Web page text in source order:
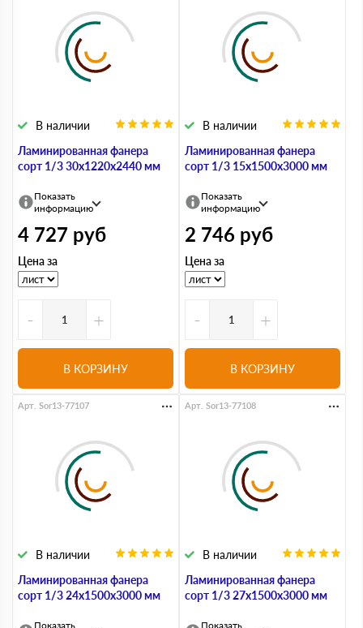
Ламинированная фанера
сорт 1/3 30х1220х2440 мм
В наличии
Показать
информацию
4 727 руб
Цена за
- +
В КОРЗИНУ
Ламинированная фанера
сорт 1/3 15х1500х3000 мм
В наличии
Показать
информацию
2 746 руб
Цена за
- +
В КОРЗИНУ
Ламинированная фанера
сорт 1/3 24х1500х3000 мм
В наличии
Арт. Sor13-77107
Показать
Ламинированная фанера
сорт 1/3 27х1500х3000 мм
В наличии
Арт. Sor13-77108
Показать